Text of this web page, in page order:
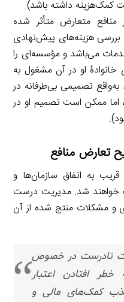
کمک‌هزینه داشته باشد).
متعارض متأثر شده
بررسی هزینه‌های پیش‌نهادی
می‌باشد و مؤسسه‌ای را
او در آن مشغول به
تصمیمی بی‌طرفانه در
اما ممکن است تصمیم او در
تعارض منافع
به اتفاق سازمان‌ها و
خواهند شد. مدیریت درست
و مشکلات منتج شده از آن
نادرست در خصوص
افتادن اعتبار
کمک‌های مالی و